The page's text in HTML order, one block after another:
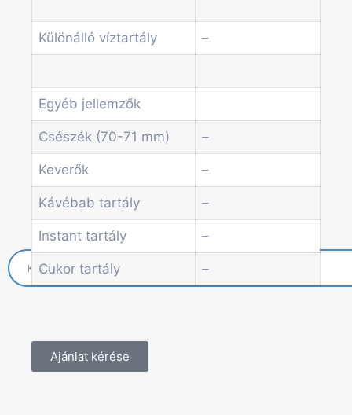
Üdítő automaták
Szódagépek
Egyéb automaták
Szolgáltatások
Blog
Hírek
Információk
Különálló víztartály –
Egyéb jellemzők
Csészék (70-71 mm) –
Keverők –
Kávébab tartály –
Instant tartály –
Cukor tartály –
Ajánlat kérése